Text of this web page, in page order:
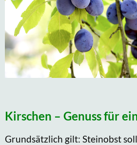
Kirschen – Genuss für
Grundsätzlich gilt: Steinobst